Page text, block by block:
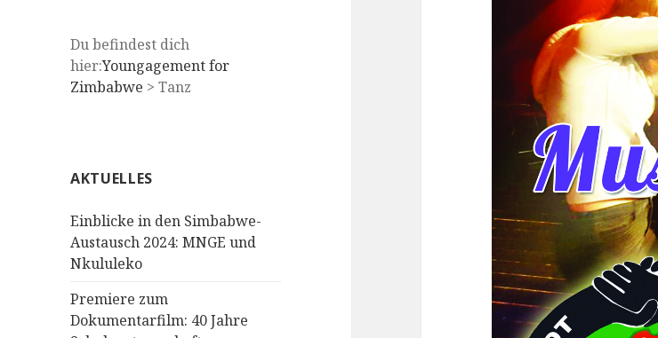
Du befindest dich
hier:Youngagement for
Zimbabwe >Tanz
AKTUELLES
Einblicke in den Simbabwe-
Austausch 2024: MNGE und
Nkululeko
Premiere zum
Dokumentarfilm: 40 Jahre